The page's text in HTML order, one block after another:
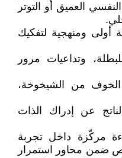
العميق أو التوتر
أولى ومنهجية لتفكيك
وتداعيات مرور
الخوف من الشيخوخة،
عن إدراك الذات
مركّزة داخل تجربة
ضمن محاور استمرار